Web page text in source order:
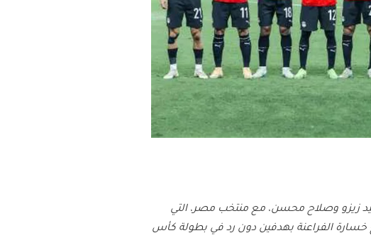
زيزو وصلاح محسن، مع منتخب مصر، التي
خسارة الفراعنة بهدفين دون رد في بطولة كأس